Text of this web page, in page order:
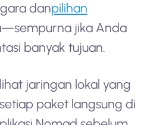
danpilihan
jika Anda
banyak tujuan.
jaringan lokal yang
paket langsung di